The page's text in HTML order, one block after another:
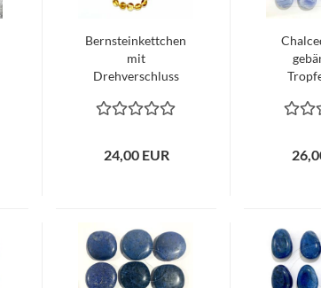
Bernsteinkettchen
mit
Drehverschluss
24,00 EUR